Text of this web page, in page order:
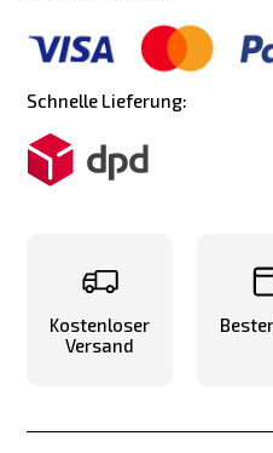
Schnelle Lieferung:
Kostenloser
Versand